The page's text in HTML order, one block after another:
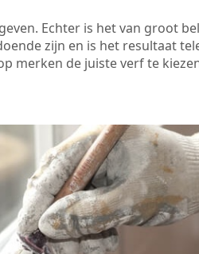
Echter is het van groot
zijn en is het resultaat
merken de juiste verf te